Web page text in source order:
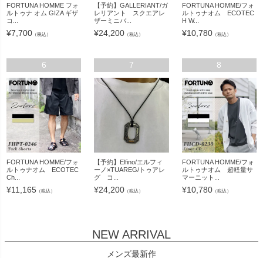
FORTUNA HOMME フォ
ルトゥナ オム GIZA ギザ
コ...
¥7,700 （税込）
【予約】GALLERIANT/ガ
レリアント スクエアレ
ザーミニバ...
¥24,200 （税込）
FORTUNA HOMME/フォ
ルトゥナオム ECOTEC
H W...
¥10,780（税込）
6
FORTUNA HOMME/フォ
ルトゥナオム ECOTEC
Ch...
¥11,165 （税込）
7
【予約】Elfino/エルフィ
ーノ×TUAREG/トゥアレ
グ コ...
¥24,200 （税込）
8
FORTUNA HOMME/フォ
ルトゥナオム 超軽量サ
マーニット...
¥10,780（税込）
NEW ARRIVAL
メンズ最新作